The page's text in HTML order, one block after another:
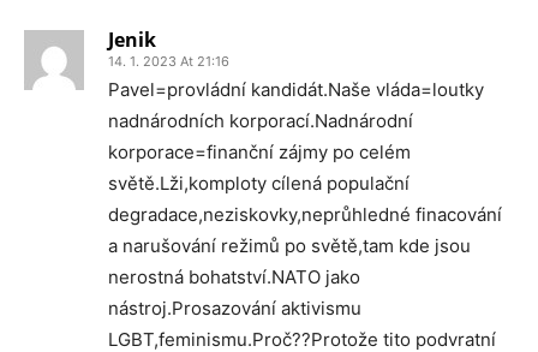
Jenik
14. 1. 2023 At 21:16
Pavel=provládní kandidát.Naše vláda=loutky
nadnárodních korporací.Nadnárodní
korporace=finanční zájmy po celém
světě.Lži,komploty cílená populační
degradace,neziskovky,neprůhledné finacování
a narušování režimů po světě,tam kde jsou
nerostná bohatství.NATO jako
nástroj.Prosazování aktivismu
LGBT,feminismu.Proč??Protože tito podvratní